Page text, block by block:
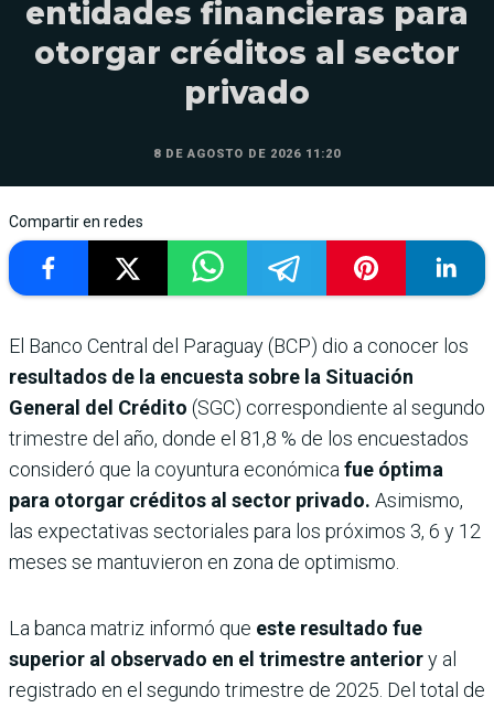
entidades financieras para
otorgar créditos al sector
privado
8 DE AGOSTO DE 2026 11:20
Compartir en redes
El Banco Central del Paraguay (BCP) dio a conocer los
resultados de la encuesta sobre la Situación
General del Crédito (SGC) correspondiente al segundo
trimestre del año, donde el 81,8 % de los encuestados
consideró que la coyuntura económica fue óptima
para otorgar créditos al sector privado. Asimismo,
las expectativas sectoriales para los próximos 3, 6 y 12
meses se mantuvieron en zona de optimismo.
La banca matriz informó que este resultado fue
superior al observado en el trimestre anteriory al
registrado en el segundo trimestre de 2025. Del total de